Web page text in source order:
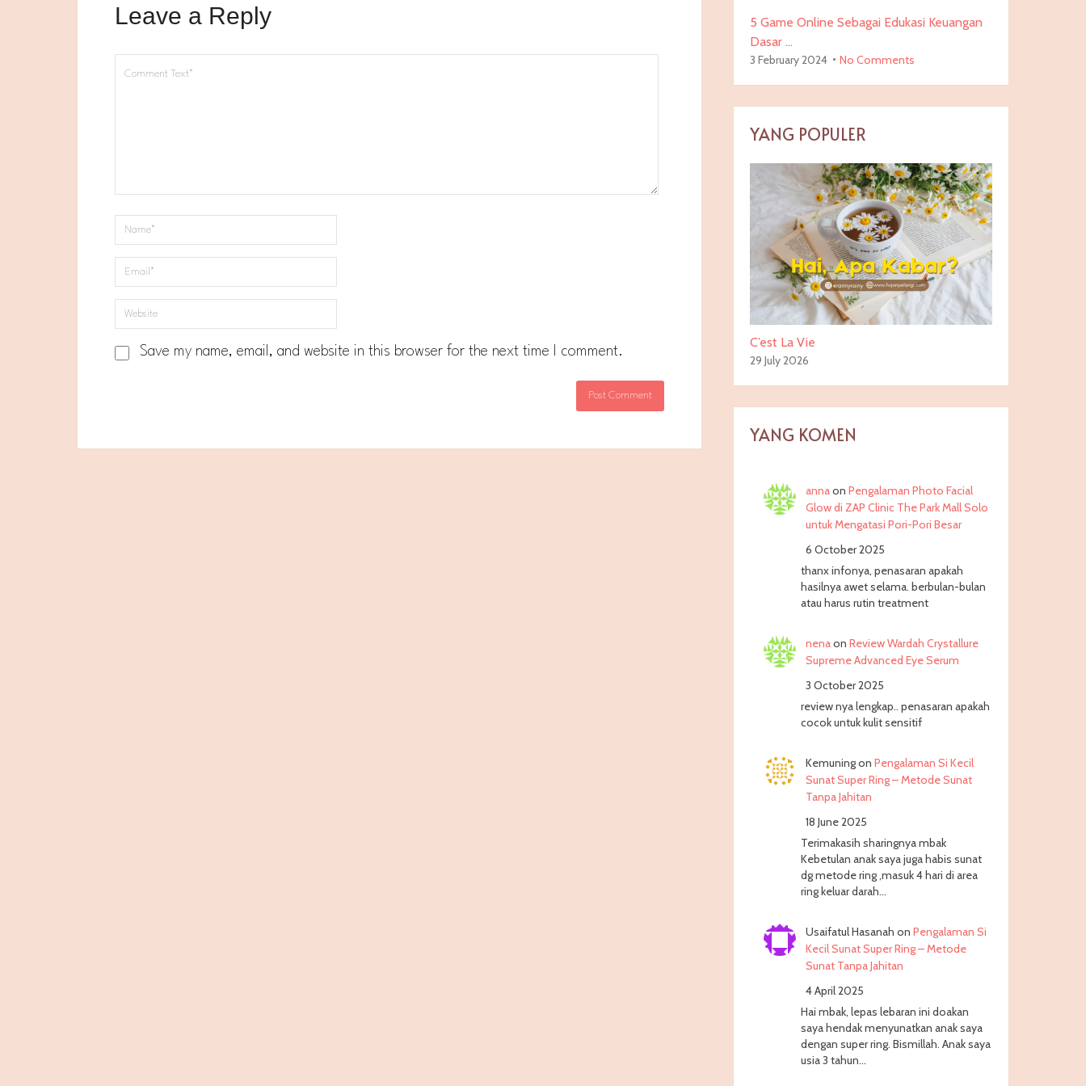
Leave a Reply
Save my name, email, and website in this browser for the next time I comment.
5 Game Online Sebagai Edukasi Keuangan
Dasar …
3 February 2024 No Comments
YANG POPULER
C’est La Vie
29 July 2026
YANG KOMEN
annaonPengalaman Photo Facial
Glow di ZAP Clinic The Park Mall Solo
untuk Mengatasi Pori-Pori Besar
6 October 2025
thanx infonya, penasaran apakah
hasilnya awet selama. berbulan-bulan
atau harus rutin treatment
nenaonReview Wardah Crystallure
Supreme Advanced Eye Serum
3 October 2025
review nya lengkap.. penasaran apakah
cocok untuk kulit sensitif
KemuningonPengalaman Si Kecil
Sunat Super Ring – Metode Sunat
Tanpa Jahitan
18 June 2025
Terimakasih sharingnya mbak
Kebetulan anak saya juga habis sunat
dg metode ring ,masuk 4 hari di area
ring keluar darah…
Usaifatul Hasanah onPengalaman Si
Kecil Sunat Super Ring – Metode
Sunat Tanpa Jahitan
4 April 2025
Hai mbak, lepas lebaran ini doakan
saya hendak menyunatkan anak saya
dengan super ring. Bismillah. Anak saya
usia 3 tahun…